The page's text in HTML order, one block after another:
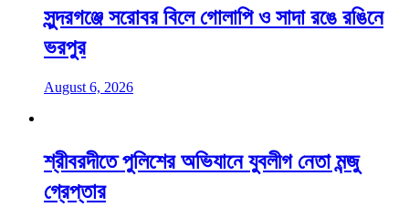
সুন্দরগঞ্জে সরোবর বিলে গোলাপি ও সাদা রঙে রঙিনে
ভরপুর
August 6, 2026
শ্রীবরদীতে পুলিশের অভিযানে যুবলীগ নেতা মন্জু
গ্রেপ্তার